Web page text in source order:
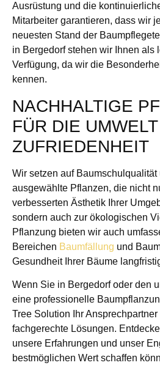
Ausrüstung und die
Mitarbeiter garantieren, dass wir
neuesten Stand der
in Bergedorf stehen wir Ihnen als
Verfügung, da wir die
kennen.
NACHHALTIGE
FÜR DIE
ZUFRIEDENHEIT
Wir setzen auf
ausgewählte Pflanzen, die nicht
verbesserten Ästhetik Ihrer
sondern auch zur ökologischen
Pflanzung bieten wir auch
Bereichen Baumfällung und
Gesundheit Ihrer Bäume
Wenn Sie in Bergedorf oder den
eine professionelle
Tree Solution Ihr
fachgerechte Lösungen.
unsere Erfahrungen und unser
bestmöglichen Wert schaffen